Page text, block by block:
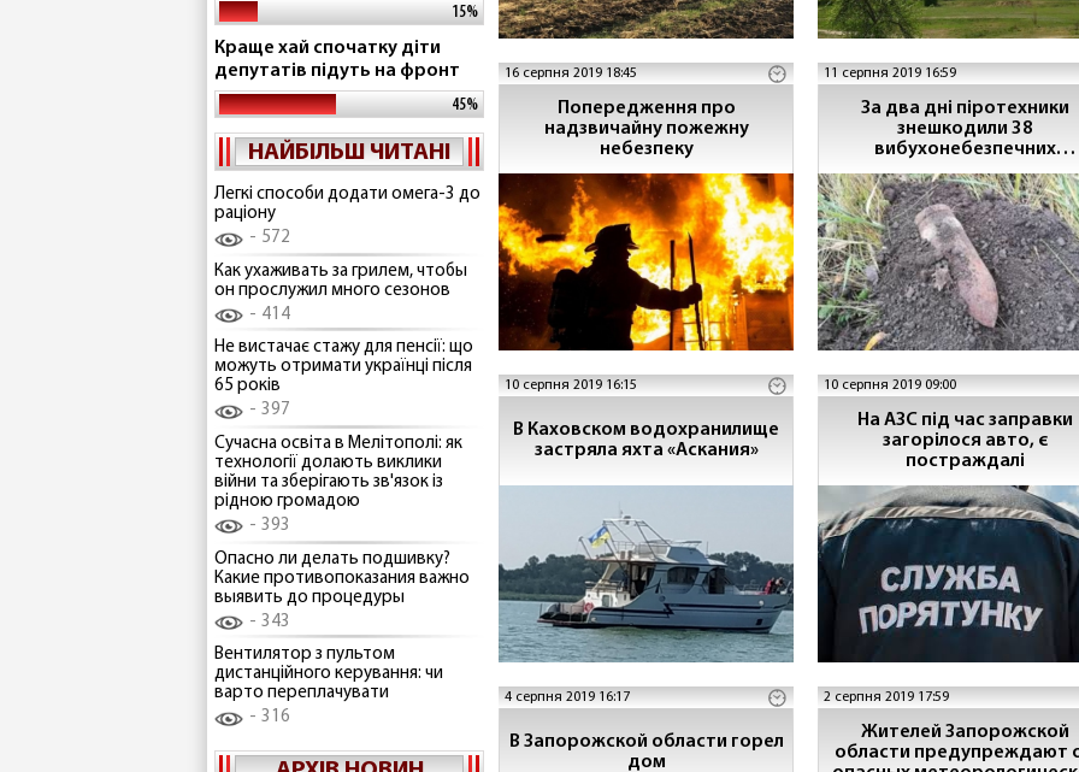
15%
Краще хай спочатку діти
депутатів підуть на фронт
45%
НАЙБІЛЬШ ЧИТАНІ
Легкі способи додати омега-3 до
раціону
572
Как ухаживать за грилем, чтобы
он прослужил много сезонов
414
Не вистачає стажу для пенсії: що
можуть отримати українці після
65 років
397
Сучасна освіта в Мелітополі: як
технології долають виклики
війни та зберігають зв'язок із
рідною громадою
393
Опасно ли делать подшивку?
Какие противопоказания важно
выявить до процедуры
343
Вентилятор з пультом
дистанційного керування: чи
варто переплачувати
316
16 серпня 2019 18:45
Попередження про
надзвичайну пожежну
небезпеку
11 серпня 2019 16:59
За два дні піротехники
знешкодили 38
вибухонебезпечних
предметів
10 серпня 2019 16:15
В Каховском водохранилище
застряла яхта «Аскания»
10 серпня 2019 09:00
На АЗС під час заправки
загорілося авто, є
постраждалі
4 серпня 2019 16:17
В Запорожской области горел
дом
2 серпня 2019 17:59
Жителей Запорожской
области предупреждают